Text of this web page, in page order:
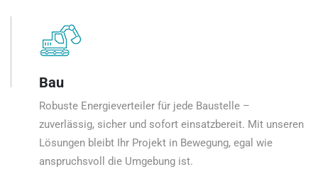
Bau
Robuste Energieverteiler für jede Baustelle –
zuverlässig, sicher und sofort einsatzbereit. Mit unseren
Lösungen bleibt Ihr Projekt in Bewegung, egal wie
anspruchsvoll die Umgebung ist.